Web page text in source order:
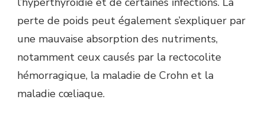
perte de poids peut également s’expliquer par
une mauvaise absorption des nutriments,
notamment ceux causés par la rectocolite
hémorragique, la maladie de Crohn et la
maladie cœliaque.